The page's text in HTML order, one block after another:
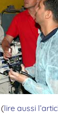
(lire aussi